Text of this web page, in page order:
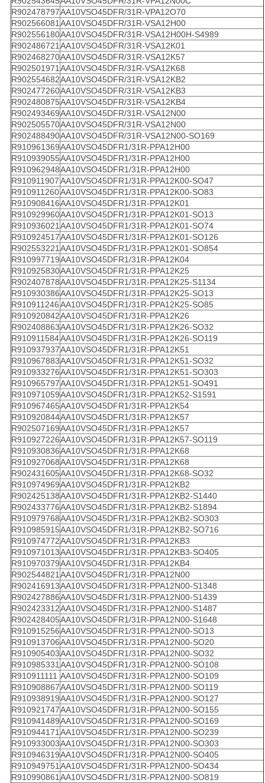
R902478797AA10VSO45DFR/31R-VPA12O70
R902566081AA10VSO45DFR/31R-VSA12H00
R902556180AA10VSO45DFR/31R-VSA12H00H-S4989
R902486721AA10VSO45DFR/31R-VSA12K01
R902468270AA10VSO45DFR/31R-VSA12K57
R902501971AA10VSO45DFR/31R-VSA12K68
R902554682AA10VSO45DFR/31R-VSA12KB2
R902477260AA10VSO45DFR/31R-VSA12KB3
R902480875AA10VSO45DFR/31R-VSA12KB4
R902493469AA10VSO45DFR/31R-VSA12N00
R902505570AA10VSO45DFR/31R-VSA12N00
R902488490AA10VSO45DFR/31R-VSA12N00-SO169
R910961369AA10VSO45DFR1/31R-PPA12H00
R910939055AA10VSO45DFR1/31R-PPA12H00
R910962948AA10VSO45DFR1/31R-PPA12H00
R910911907AA10VSO45DFR1/31R-PPA12K00-SO47
R910911260AA10VSO45DFR1/31R-PPA12K00-SO83
R910908416AA10VSO45DFR1/31R-PPA12K01
R910929960AA10VSO45DFR1/31R-PPA12K01-SO13
R910936021AA10VSO45DFR1/31R-PPA12K01-SO74
R910924517AA10VSO45DFR1/31R-PPA12K01-SO126
R902553221AA10VSO45DFR1/31R-PPA12K01-SO854
R910997719AA10VSO45DFR1/31R-PPA12K04
R910925830AA10VSO45DFR1/31R-PPA12K25
R902407878AA10VSO45DFR1/31R-PPA12K25-S1134
R910930386AA10VSO45DFR1/31R-PPA12K25-SO13
R910911246AA10VSO45DFR1/31R-PPA12K25-SO85
R910920842AA10VSO45DFR1/31R-PPA12K26
R902408863AA10VSO45DFR1/31R-PPA12K26-SO32
R910911584AA10VSO45DFR1/31R-PPA12K26-SO119
R910937937AA10VSO45DFR1/31R-PPA12K51
R910967883AA10VSO45DFR1/31R-PPA12K51-SO32
R910933276AA10VSO45DFR1/31R-PPA12K51-SO303
R910965797AA10VSO45DFR1/31R-PPA12K51-SO491
R910971059AA10VSO45DFR1/31R-PPA12K52-S1591
R910967465AA10VSO45DFR1/31R-PPA12K54
R910920844AA10VSO45DFR1/31R-PPA12K57
R902507169AA10VSO45DFR1/31R-PPA12K57
R910927226AA10VSO45DFR1/31R-PPA12K57-SO119
R910930836AA10VSO45DFR1/31R-PPA12K68
R910927068AA10VSO45DFR1/31R-PPA12K68
R902431605AA10VSO45DFR1/31R-PPA12K68-SO32
R910974969AA10VSO45DFR1/31R-PPA12KB2
R902425138AA10VSO45DFR1/31R-PPA12KB2-S1440
R902433776AA10VSO45DFR1/31R-PPA12KB2-S1894
R910979768AA10VSO45DFR1/31R-PPA12KB2-SO303
R910985915AA10VSO45DFR1/31R-PPA12KB2-SO716
R910974772AA10VSO45DFR1/31R-PPA12KB3
R910971013AA10VSO45DFR1/31R-PPA12KB3-SO405
R910970379AA10VSO45DFR1/31R-PPA12KB4
R902544821AA10VSO45DFR1/31R-PPA12N00
R902416913AA10VSO45DFR1/31R-PPA12N00-S1348
R902427886AA10VSO45DFR1/31R-PPA12N00-S1439
R902423312AA10VSO45DFR1/31R-PPA12N00-S1487
R902428405AA10VSO45DFR1/31R-PPA12N00-S1648
R910915256AA10VSO45DFR1/31R-PPA12N00-SO13
R910913706AA10VSO45DFR1/31R-PPA12N00-SO20
R910905403AA10VSO45DFR1/31R-PPA12N00-SO32
R910985331AA10VSO45DFR1/31R-PPA12N00-SO108
R910911111 AA10VSO45DFR1/31R-PPA12N00-SO109
R910908867AA10VSO45DFR1/31R-PPA12N00-SO119
R910938919AA10VSO45DFR1/31R-PPA12N00-SO127
R910921747AA10VSO45DFR1/31R-PPA12N00-SO155
R910941489AA10VSO45DFR1/31R-PPA12N00-SO169
R910944171AA10VSO45DFR1/31R-PPA12N00-SO239
R910933003AA10VSO45DFR1/31R-PPA12N00-SO303
R910946319AA10VSO45DFR1/31R-PPA12N00-SO405
R910949751AA10VSO45DFR1/31R-PPA12N00-SO434
R910990861AA10VSO45DFR1/31R-PPA12N00-SO819